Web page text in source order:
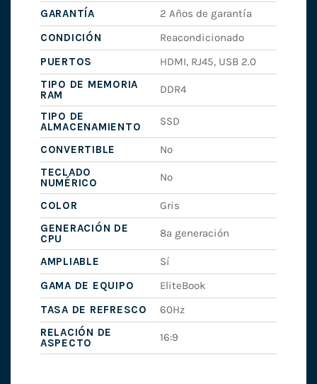
GARANTÍA
2 Años de garantía
CONDICIÓN
Reacondicionado
PUERTOS
HDMI, RJ45, USB 2.0
TIPO DE MEMORIA
RAM
DDR4
TIPO DE
ALMACENAMIENTO
SSD
CONVERTIBLE
No
TECLADO
NUMÉRICO
No
COLOR
Gris
GENERACIÓN DE
CPU
8ª generación
AMPLIABLE
Sí
GAMA DE EQUIPO
EliteBook
TASA DE REFRESCO
60Hz
RELACIÓN DE
ASPECTO
16:9